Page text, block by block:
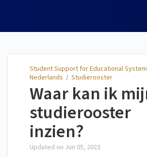
Student Support for Educational
Nederlands / Studierooster
Waar kan ik
studierooster
inzien?
Updated on Jun 05, 2023